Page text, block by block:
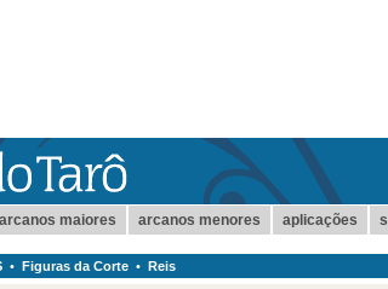
arcanos maiores arcanos menores aplicações
• Figuras da Corte • Reis